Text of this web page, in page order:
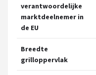
verantwoordelijke
marktdeelnemer in
de EU
Breedte
grilloppervlak